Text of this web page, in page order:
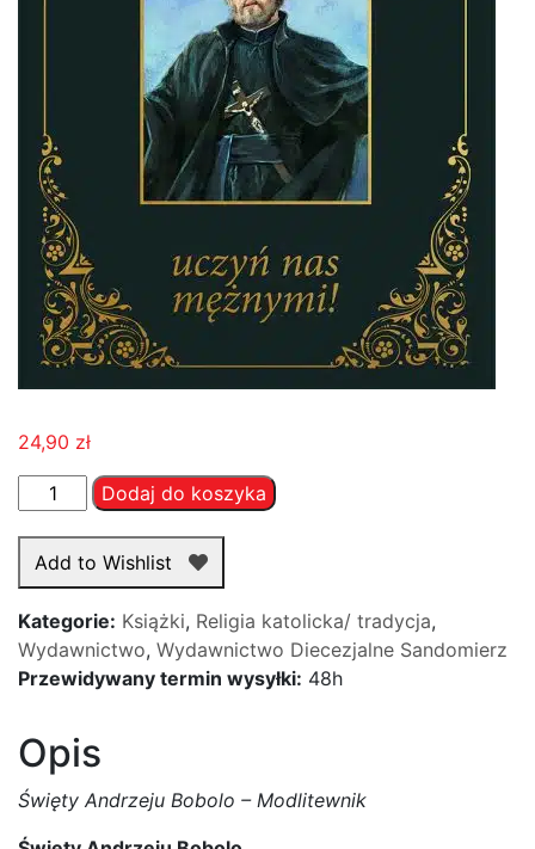
24,90 zł
ilość
Święty
Andrzeju
Bobolo
Modlitewnik
[miękka
opr.]
Dodaj do koszyka
Add to Wishlist
Kategorie: Książki, Religia katolicka/ tradycja,
Wydawnictwo, Wydawnictwo Diecezjalne Sandomierz
Przewidywany termin wysyłki: 48h
Opis
Święty Andrzeju Bobolo – Modlitewnik